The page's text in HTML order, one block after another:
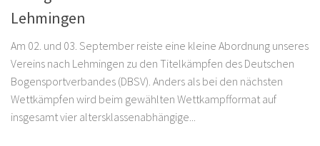
Lehmingen
Am 02. und 03. September reiste eine kleine Abordnung unseres
Vereins nach Lehmingen zu den Titelkämpfen des Deutschen
Bogensportverbandes (DBSV). Anders als bei den nächsten
Wettkämpfen wird beim gewählten Wettkampfformat auf
insgesamt vier altersklassenabhängige...